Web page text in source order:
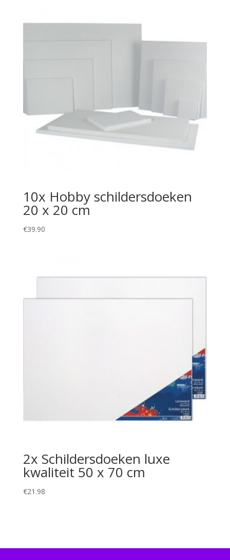
10x Hobby schildersdoeken
20 x 20 cm
€39.90
2x Schildersdoeken luxe
kwaliteit 50 x 70 cm
€21.98